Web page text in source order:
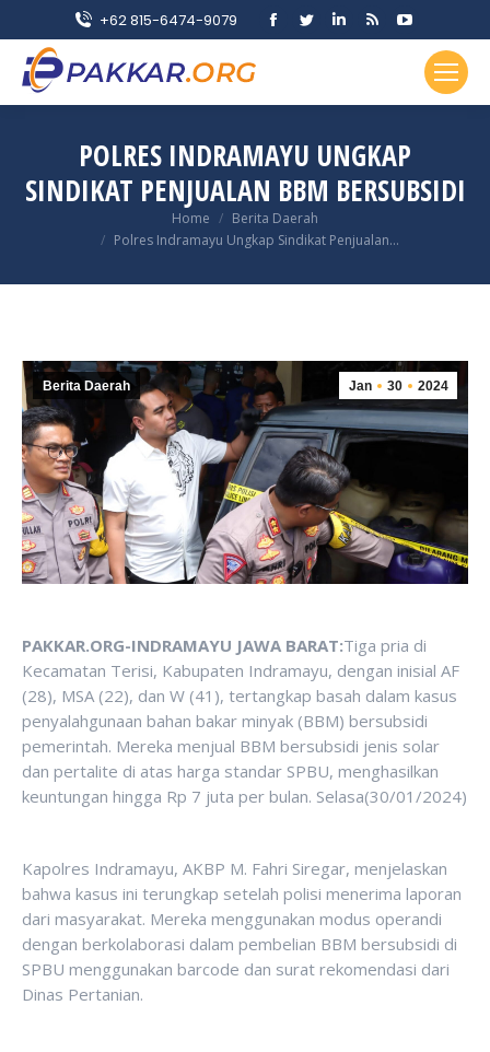
+62 815-6474-9079
Facebook
in
window
Twitter
in
window
Linkedin
in
window
Rss
opens
in
window
YouTube
page
opens
in
POLRES INDRAMAYU UNGKAP
SINDIKAT PENJUALAN BBM BERSUBSIDI
Home
Berita Daerah
Polres Indramayu Ungkap Sindikat Penjualan…
Jan 30 2024
Berita Daerah
PAKKAR.ORG-INDRAMAYU JAWA BARAT:Tiga pria di
Kecamatan Terisi, Kabupaten Indramayu, dengan inisial AF
(28), MSA (22), dan W (41), tertangkap basah dalam kasus
penyalahgunaan bahan bakar minyak (BBM) bersubsidi
pemerintah. Mereka menjual BBM bersubsidi jenis solar
dan pertalite di atas harga standar SPBU, menghasilkan
keuntungan hingga Rp 7 juta per bulan. Selasa(30/01/2024)
Kapolres Indramayu, AKBP M. Fahri Siregar, menjelaskan
bahwa kasus ini terungkap setelah polisi menerima laporan
dari masyarakat. Mereka menggunakan modus operandi
dengan berkolaborasi dalam pembelian BBM bersubsidi di
SPBU menggunakan barcode dan surat rekomendasi dari
Dinas Pertanian.